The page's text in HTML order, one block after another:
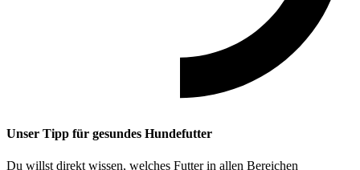
Unser Tipp für gesundes Hundefutter
Du willst direkt wissen, welches Futter in allen Bereichen